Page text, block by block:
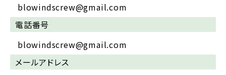
blowindscrew@gmail.com
電話番号
blowindscrew@gmail.com
メールアドレス